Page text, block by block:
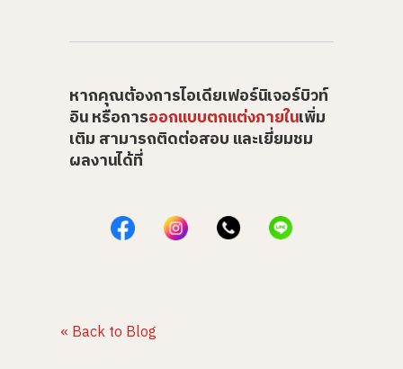
หากคุณต้องการไอเดียเฟอร์นิเจอร์บิวท์
อิน หรือการออกแบบตกแต่งภายในเพิ่ม
เติม สามารถติดต่อสอบ และเยี่ยมชม
ผลงานได้ที่
« Back to Blog